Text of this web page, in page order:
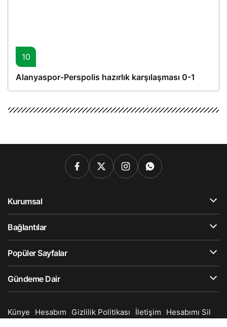
10
Alanyaspor-Perspolis hazırlık karşılaşması 0-1
Kurumsal
Bağlantılar
Popüler Sayfalar
Gündeme Dair
Künye Hesabım Gizlilik Politikası İletişim
Hesabımı Sil